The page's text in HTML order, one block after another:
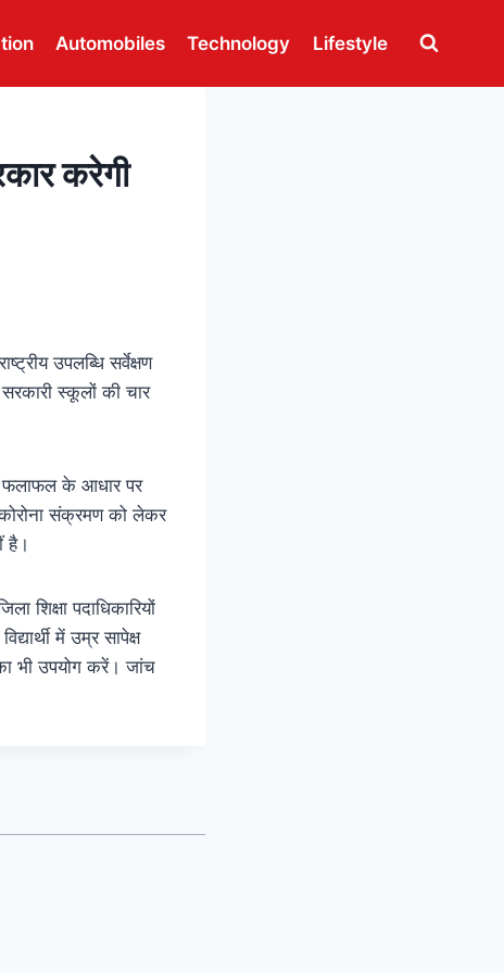
Automobiles Technology Lifestyle
करेगी
उपलब्धि सर्वेक्षण
स्कूलों की चार
फलाफल के आधार पर
संक्रमण को लेकर
है।
शिक्षा पदाधिकारियों
में उम्र सापेक्ष
भी उपयोग करें। जांच